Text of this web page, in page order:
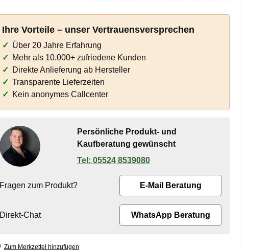
Ihre Vorteile – unser Vertrauensversprechen
Über 20 Jahre Erfahrung
Mehr als 10.000+ zufriedene Kunden
Direkte Anlieferung ab Hersteller
Transparente Lieferzeiten
Kein anonymes Callcenter
Persönliche Produkt- und
Kaufberatung gewünscht
05524 8539080
Fragen zum Produkt? E-Mail Beratung
Direkt-Chat WhatsApp Beratung
Zum Merkzettel hinzufügen